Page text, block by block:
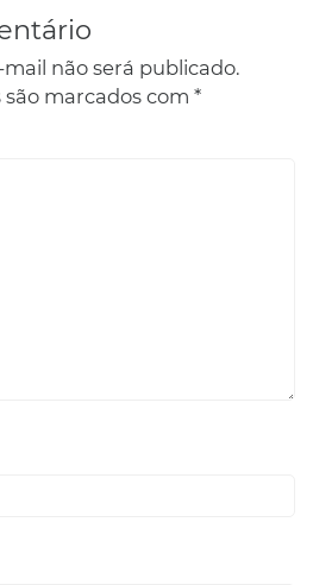
não será publicado.
marcados com *